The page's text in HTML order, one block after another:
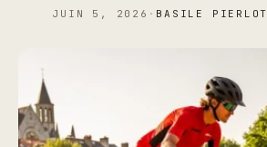
JUIN 5, 2026 · BASILE PIERLOT